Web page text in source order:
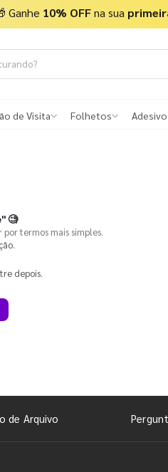
Ganhe 10% OFFna sua
de Visita Folhetos
🧐
termos mais simples.
depois.
de Arquivo